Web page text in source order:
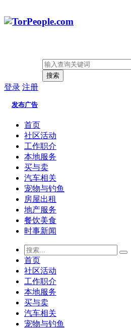
搜索
登录 注册
发布广告
首页
社区活动
工作职介
本地服务
买与卖
汽车相关
宠物与钓鱼
房屋出租
地产服务
餐饮美食
时事新闻
首页
社区活动
工作职介
本地服务
买与卖
汽车相关
宠物与钓鱼